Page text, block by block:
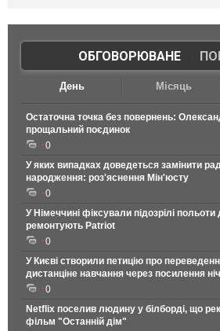
ОБГОВОРЮВАНЕ|
День Місяць
Остаточна точка без повернень:
прощальний поєдинок
0
У яких випадках доведеться замінити
народження: роз'яснення Мін'юсту
0
У Німеччині фіксували підозрілі
ремонтують Patriot
0
У Києві створили петицію про
дистанціне навчання через посилення
0
Netflix поселив людину у білборді, що
фільм "Останній дім"